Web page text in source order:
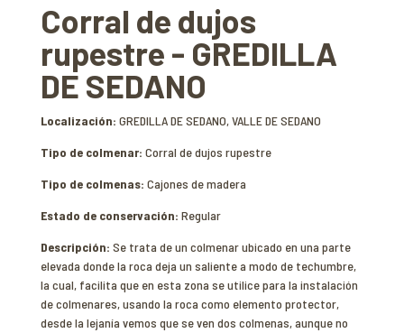
Corral de dujos
rupestre - GREDILLA
DE SEDANO
Localización: GREDILLA DE SEDANO, VALLE DE SEDANO
Tipo de colmenar: Corral de dujos rupestre
Tipo de colmenas: Cajones de madera
Estado de conservación: Regular
Descripción: Se trata de un colmenar ubicado en una parte
elevada donde la roca deja un saliente a modo de techumbre,
la cual, facilita que en esta zona se utilice para la instalación
de colmenares, usando la roca como elemento protector,
desde la lejanía vemos que se ven dos colmenas, aunque no